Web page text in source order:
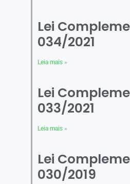
Lei
034/2021
Leia mais »
Lei
033/2021
Leia mais »
Lei
030/2019